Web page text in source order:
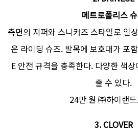
메트로폴리스
측면의 지퍼와 스니커즈 스타일로 일
은 라이딩 슈즈. 발목에 보호대가 포
E 안전 규격을 충족한다. 다양한 색
출 수 있다.
24만 원 ㈜하이랜
3.CLOVER